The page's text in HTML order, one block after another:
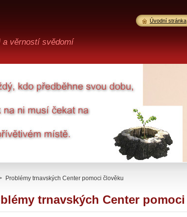
věrností svědomí
Problémy trnavských Center pomoci člověku
trnavských Center
Úvodní stránka